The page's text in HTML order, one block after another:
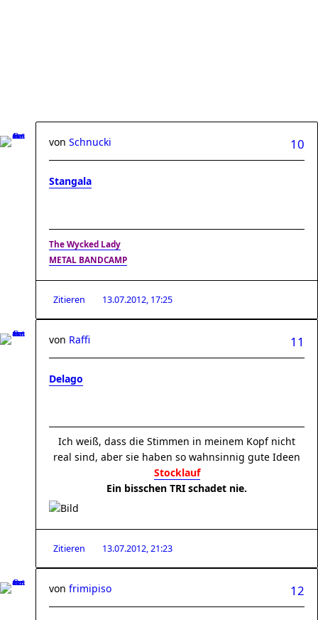
10
von Schnucki
Stangala
The Wycked Lady
METAL BANDCAMP
Zitieren 13.07.2012, 17:25
11
von Raffi
Delago
Ich weiß, dass die Stimmen in meinem Kopf nicht
real sind, aber sie haben so wahnsinnig gute Ideen
Stocklauf
Ein bisschen TRI schadet nie.
Zitieren 13.07.2012, 21:23
12
von frimipiso